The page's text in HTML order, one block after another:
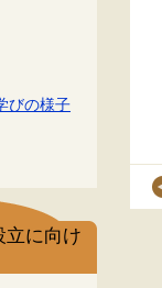
びの様子
立に向け